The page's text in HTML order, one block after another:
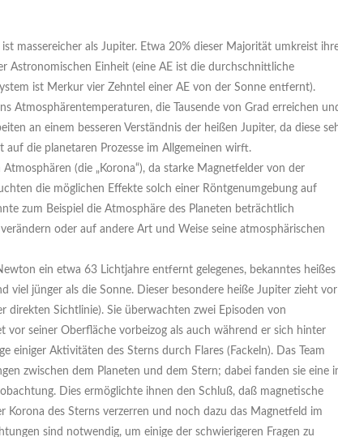
massereicher als Jupiter. Etwa 20% dieser Majorität umkreist
Astronomischen Einheit (eine AE ist die durchschnittliche
ist Merkur vier Zehntel einer AE von der Sonne entfernt).
Atmosphärentemperaturen, die Tausende von Grad erreichen
an einem besseren Verständnis der heißen Jupiter, da diese
die planetaren Prozesse im Allgemeinen wirft.
(die „Korona“), da starke Magnetfelder von der
die möglichen Effekte solch einer Röntgenumgebung auf
zum Beispiel die Atmosphäre des Planeten beträchtlich
oder auf andere Art und Weise seine atmosphärischen
ein etwa 63 Lichtjahre entfernt gelegenes, bekanntes heißes
viel jünger als die Sonne. Dieser besondere heiße Jupiter zieht vor
direkten Sichtlinie). Sie überwachten zwei Episoden von
vor seiner Oberfläche vorbeizog als auch während er sich hinter
einiger Aktivitäten des Sterns durch Flares (Fackeln). Das Team
zwischen dem Planeten und dem Stern; dabei fanden sie eine
Dies ermöglichte ihnen den Schluß, daß magnetische
des Sterns verzerren und noch dazu das Magnetfeld im
sind notwendig, um einige der schwierigeren Fragen zu